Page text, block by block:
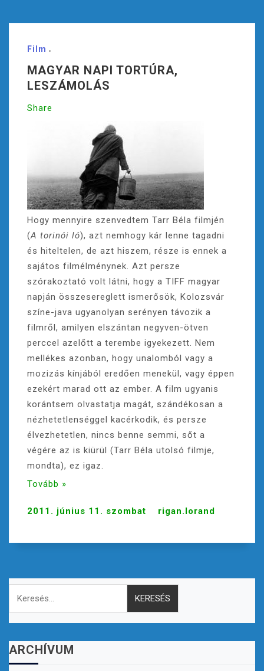
Film
MAGYAR NAPI TORTÚRA,
LESZÁMOLÁS
Share
Hogy mennyire szenvedtem Tarr Béla filmjén
(A torinói ló), azt nemhogy kár lenne tagadni
és hiteltelen, de azt hiszem, része is ennek a
sajátos filmélménynek. Azt persze
szórakoztató volt látni, hogy a TIFF magyar
napján összesereglett ismerősök, Kolozsvár
színe-java ugyanolyan serényen távozik a
filmről, amilyen elszántan negyven-ötven
perccel azelőtt a terembe igyekezett. Nem
mellékes azonban, hogy unalomból vagy a
mozizás kínjából eredően menekül, vagy éppen
ezekért marad ott az ember. A film ugyanis
korántsem olvastatja magát, szándékosan a
nézhetetlenséggel kacérkodik, és persze
élvezhetetlen, nincs benne semmi, sőt a
végére az is kiürül (Tarr Béla utolsó filmje,
mondta), ez igaz.
Tovább »
2011. június 11. szombat rigan.lorand
Keresés:
ARCHÍVUM